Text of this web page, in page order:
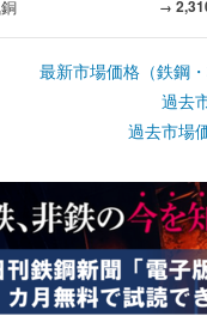
→
最新市場価格（鉄鋼
過去
過去市場